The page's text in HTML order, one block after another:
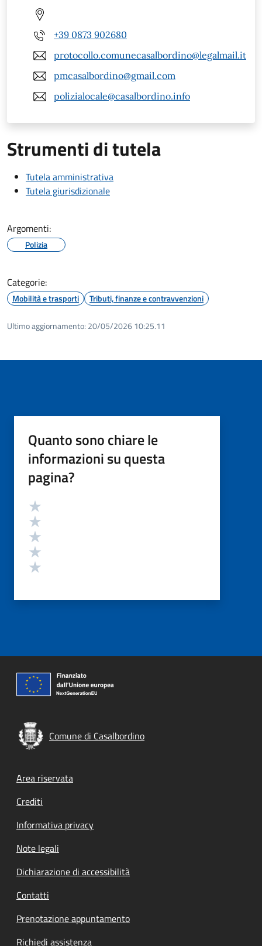
+39 0873 902680
protocollo.comunecasalbordino@legalmail.it
pmcasalbordino@gmail.com
polizialocale@casalbordino.info
Strumenti di tutela
Tutela amministrativa
Tutela giurisdizionale
Argomenti:
Polizia
Categorie:
Mobilità e trasporti Tributi, finanze e contravvenzioni
Ultimo aggiornamento: 20/05/2026 10:25.11
Quanto sono chiare le
informazioni su questa
pagina?
Valutazione
Comune di Casalbordino
Footer menu
Area riservata
Crediti
Informativa privacy
Note legali
Dichiarazione di accessibilità
Contatti
Prenotazione appuntamento
Richiedi assistenza